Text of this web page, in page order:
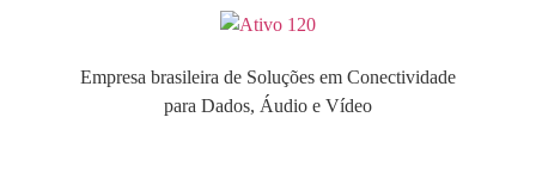
Empresa brasileira de Soluções em Conectividade
para Dados, Áudio e Vídeo